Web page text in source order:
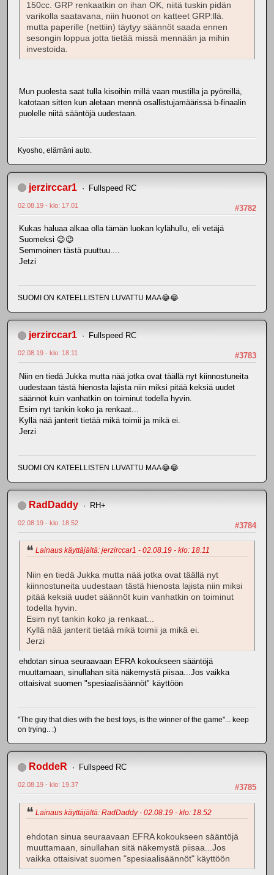
150cc. GRP renkaatkin on ihan OK, niitä tuskin pidän
varikolla saatavana, niin huonot on katteet GRP:llä.
mutta paperille (nettiin) täytyy säännöt saada ennen
sesongin loppua jotta tietää missä mennään ja mihin
investoida.
Mun puolesta saat tulla kisoihin millä vaan mustilla ja pyöreillä,
katotaan sitten kun aletaan mennä osallistujamäärissä b-finaalin
puolelle niitä sääntöjä uudestaan.
Kyosho, elämäni auto.
jerzirccar1 Fullspeed RC
#3782
02.08.19 - klo: 17.01
Kukas haluaa alkaa olla tämän luokan kylähullu, eli vetäjä
Suomeksi 😉😉
Semmoinen tästä puuttuu....
Jetzi
SUOMI ON KATEELLISTEN LUVATTU MAA😂😂
jerzirccar1 Fullspeed RC
#3783
02.08.19 - klo: 18.11
Niin en tiedä Jukka mutta nää jotka ovat täällä nyt kiinnostuneita
uudestaan tästä hienosta lajista niin miksi pitää keksiä uudet
säännöt kuin vanhatkin on toiminut todella hyvin.
Esim nyt tankin koko ja renkaat...
Kyllä nää janterit tietää mikä toimii ja mikä ei.
Jerzi
SUOMI ON KATEELLISTEN LUVATTU MAA😂😂
RadDaddy RH+
#3784
02.08.19 - klo: 18.52
Lainaus käyttäjältä: jerzirccar1 - 02.08.19 - klo: 18.11
Niin en tiedä Jukka mutta nää jotka ovat täällä nyt
kiinnostuneita uudestaan tästä hienosta lajista niin miksi
pitää keksiä uudet säännöt kuin vanhatkin on toiminut
todella hyvin.
Esim nyt tankin koko ja renkaat...
Kyllä nää janterit tietää mikä toimii ja mikä ei.
Jerzi
ehdotan sinua seuraavaan EFRA kokoukseen sääntöjä
muuttamaan, sinullahan sitä näkemystä piisaa...Jos vaikka
ottaisivat suomen "spesiaalisäännöt" käyttöön
"The guy that dies with the best toys, is the winner of the game"... keep
on trying.. :)
RoddeR Fullspeed RC
#3785
02.08.19 - klo: 19.37
Lainaus käyttäjältä: RadDaddy - 02.08.19 - klo: 18.52
ehdotan sinua seuraavaan EFRA kokoukseen sääntöjä
muuttamaan, sinullahan sitä näkemystä piisaa...Jos
vaikka ottaisivat suomen "spesiaalisäännöt" käyttöön